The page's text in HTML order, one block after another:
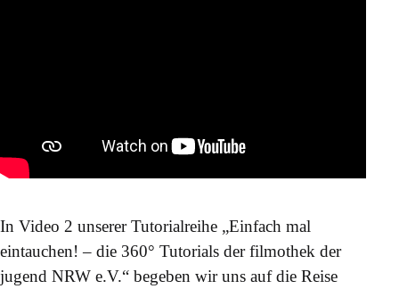
In Video 2 unserer Tutorialreihe „Einfach mal
eintauchen! – die 360° Tutorials der filmothek der
jugend NRW e.V.“ begeben wir uns auf die Reise